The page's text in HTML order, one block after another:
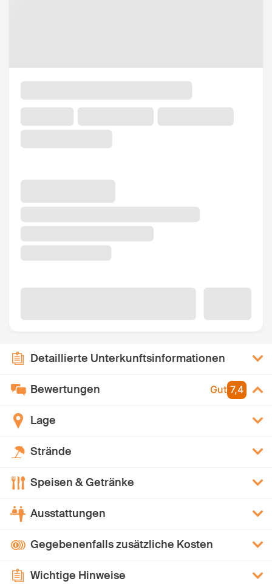
Detaillierte Unterkunftsinformationen
Bewertungen Gut 7,4
Lage
Strände
Speisen & Getränke
Ausstattungen
Gegebenenfalls zusätzliche Kosten
Wichtige Hinweise